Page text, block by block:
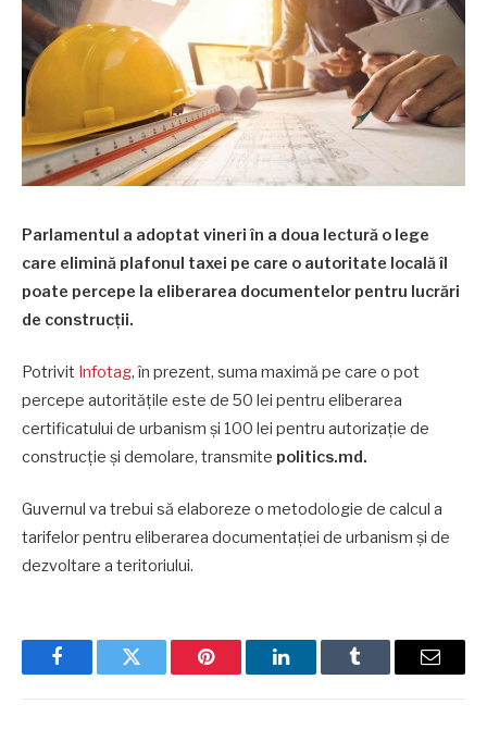
Parlamentul a adoptat vineri în a doua lectură o lege
care elimină plafonul taxei pe care o autoritate locală îl
poate percepe la eliberarea documentelor pentru lucrări
de construcţii.
Potrivit Infotag, în prezent, suma maximă pe care o pot
percepe autorităţile este de 50 lei pentru eliberarea
certificatului de urbanism şi 100 lei pentru autorizaţie de
construcţie și demolare, transmite politics.md.
Guvernul va trebui să elaboreze o metodologie de calcul a
tarifelor pentru eliberarea documentaţiei de urbanism şi de
dezvoltare a teritoriului.
FacebookTwitter Pinterest LinkedInTumblr Email